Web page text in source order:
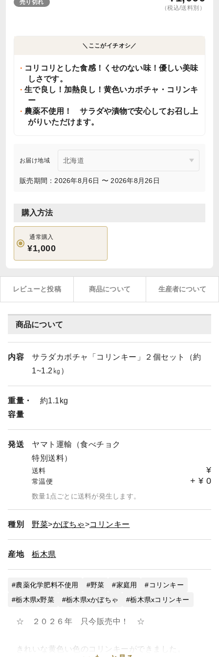
売り切れ
（税込/送料別）
＼ここがイチオシ／
コリコリとした食感！くせのない味！優しい美味
しさです。
生で良し！加熱良し！黄色いカボチャ・コリンキ
ー
農薬不使用！ サラダや漬物で安心してお召し上
がりいただけます。
お届け地域
販売期間：2026年8月6日 〜 2026年8月26日
購入方法
通常購入
¥1,000
レビューと投稿 商品について 生産者について
商品について
内容
サラダカボチャ「コリンキー」２個セット（約
1~1.2㎏）
重量・
容量
約1.1kg
発送
ヤマト運輸（食べチョク
特別送料）
送料 ¥
常温便 + ¥ 0
数量1点ごとに送料が発生します。
種別 野菜 かぼちゃ コリンキー
産地 栃木県
農薬化学肥料不使用 野菜 家庭用
コリンキー
栃木県x野菜
栃木県xかぼちゃ 栃木県xコリンキー
☆ ２０２６年 只今販売中！ ☆
きれいな黄色い色のコリンキーができました。